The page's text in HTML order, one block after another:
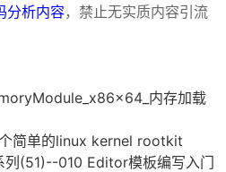
分析内容，禁止无实质内容引流
内存加载
个简单的linux kernel rootkit
列(51)--010 Editor模板编写入门